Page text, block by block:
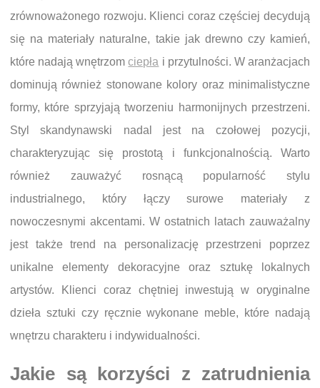
zrównoważonego rozwoju. Klienci coraz częściej decydują
się na materiały naturalne, takie jak drewno czy kamień,
które nadają wnętrzomciepła i przytulności. W aranżacjach
dominują również stonowane kolory oraz minimalistyczne
formy, które sprzyjają tworzeniu harmonijnych przestrzeni.
Styl skandynawski nadal jest na czołowej pozycji,
charakteryzując się prostotą i funkcjonalnością. Warto
również zauważyć rosnącą popularność stylu
industrialnego, który łączy surowe materiały z
nowoczesnymi akcentami. W ostatnich latach zauważalny
jest także trend na personalizację przestrzeni poprzez
unikalne elementy dekoracyjne oraz sztukę lokalnych
artystów. Klienci coraz chętniej inwestują w oryginalne
dzieła sztuki czy ręcznie wykonane meble, które nadają
wnętrzu charakteru i indywidualności.
Jakie są korzyści z zatrudnienia